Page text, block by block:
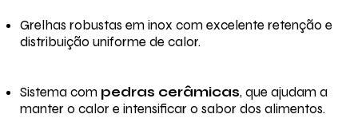
Grelhas robustas em inox com excelente retenção e
distribuição uniforme de calor.
Sistema com pedras cerâmicas, que ajudam a
manter o calor e intensificar o sabor dos alimentos.